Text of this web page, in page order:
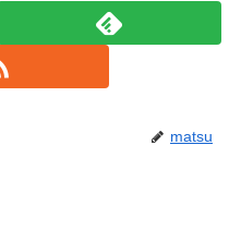
matsu